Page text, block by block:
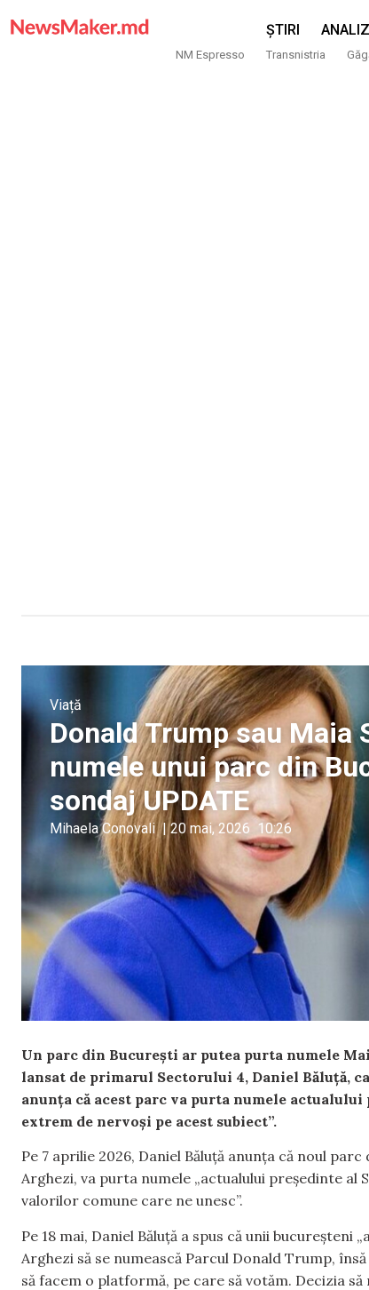
ȘTIRI
NM Espresso Transnistria
Viață
Donald Trump sau Maia
numele unui parc din
sondaj UPDATE
Mihaela Conovali | 20 mai, 2026 10:26
Un parc din București ar putea purta numele
lansat de primarul Sectorului 4, Daniel Băluță,
anunța că acest parc va purta numele
extrem de nervoși pe acest subiect”.
Pe 7 aprilie 2026, Daniel Băluță anunța că noul
Arghezi, va purta numele „actualului președinte
valorilor comune care ne unesc”.
Pe 18 mai, Daniel Băluță a spus că unii
Arghezi să se numească Parcul Donald Trump,
să facem o platformă, pe care să votăm. Decizia